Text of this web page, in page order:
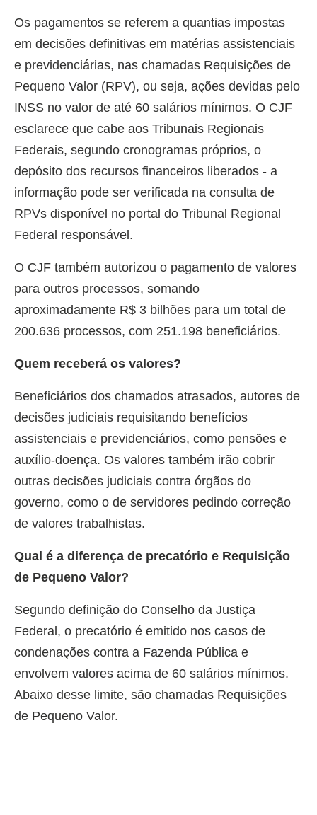
Os pagamentos se referem a quantias impostas
em decisões definitivas em matérias assistenciais
e previdenciárias, nas chamadas Requisições de
Pequeno Valor (RPV), ou seja, ações devidas pelo
INSS no valor de até 60 salários mínimos. O CJF
esclarece que cabe aos Tribunais Regionais
Federais, segundo cronogramas próprios, o
depósito dos recursos financeiros liberados - a
informação pode ser verificada na consulta de
RPVs disponível no portal do Tribunal Regional
Federal responsável.
O CJF também autorizou o pagamento de valores
para outros processos, somando
aproximadamente R$ 3 bilhões para um total de
200.636 processos, com 251.198 beneficiários.
Quem receberá os valores?
Beneficiários dos chamados atrasados, autores de
decisões judiciais requisitando benefícios
assistenciais e previdenciários, como pensões e
auxílio-doença. Os valores também irão cobrir
outras decisões judiciais contra órgãos do
governo, como o de servidores pedindo correção
de valores trabalhistas.
Qual é a diferença de precatório e Requisição
de Pequeno Valor?
Segundo definição do Conselho da Justiça
Federal, o precatório é emitido nos casos de
condenações contra a Fazenda Pública e
envolvem valores acima de 60 salários mínimos.
Abaixo desse limite, são chamadas Requisições
de Pequeno Valor.